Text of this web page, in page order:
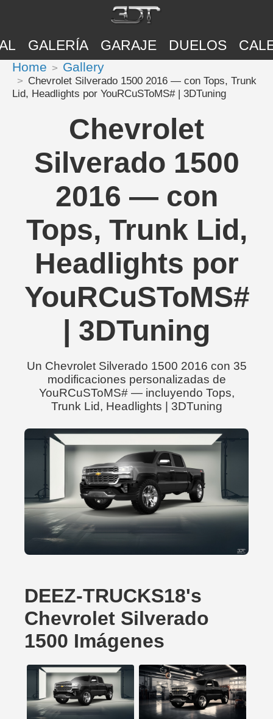
GALERÍA GARAJE DUELOS
Home Gallery
Chevrolet Silverado 1500 2016 — con Tops, Trunk
Lid, Headlights por YouRCuSToMS# | 3DTuning
Chevrolet
Silverado 1500
2016 — con
Tops, Trunk Lid,
Headlights por
YouRCuSToMS#
| 3DTuning
Un Chevrolet Silverado 1500 2016 con 35
modificaciones personalizadas de
YouRCuSToMS# — incluyendo Tops,
Trunk Lid, Headlights | 3DTuning
DEEZ-TRUCKS18's
Chevrolet Silverado
1500 Imágenes